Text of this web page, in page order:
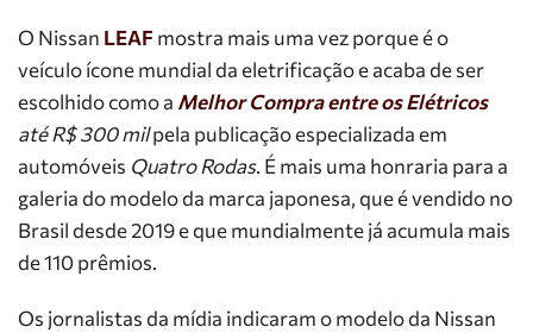
O Nissan LEAF mostra mais uma vez porque é o
veículo ícone mundial da eletrificação e acaba de ser
escolhido como a Melhor Compra entre os Elétricos
até R$ 300 milpela publicação especializada em
automóveis Quatro Rodas. É mais uma honraria para a
galeria do modelo da marca japonesa, que é vendido no
Brasil desde 2019 e que mundialmente já acumula mais
de 110 prêmios.
Os jornalistas da mídia indicaram o modelo da Nissan